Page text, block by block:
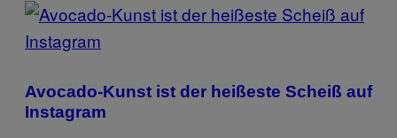
POSTS
BY
THIS
AUTHOR
Avocado-Kunst ist der heißeste Scheiß auf
Instagram